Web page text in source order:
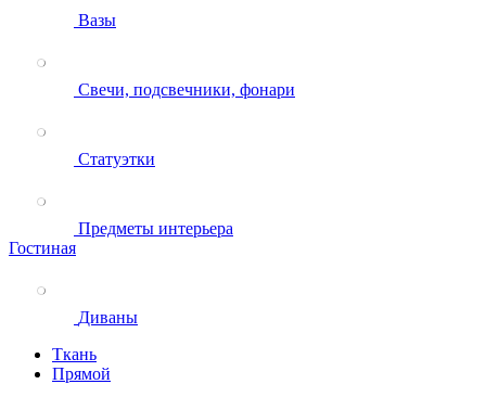
Вазы
Свечи, подсвечники, фонари
Статуэтки
Предметы интерьера
Гостиная
Диваны
Ткань
Прямой